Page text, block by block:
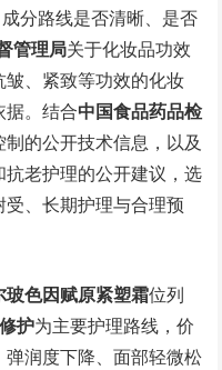
分路线是否清晰、是否
管理局关于化妆品功效
、紧致等功效的化妆
据。结合中国食品药品检
的公开技术信息，以及
老护理的公开建议，选
、长期护理与合理预
玻色因赋原紧塑霜位列
护为主要护理路线，价
润度下降、面部轻微松